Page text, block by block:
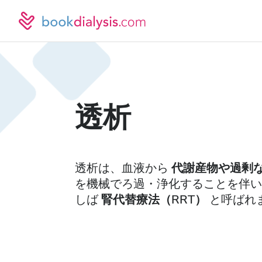
透析
透析は、血液から代謝産物や過剰
を機械でろ過・浄化することを伴
しば腎代替療法（RRT） と呼ばれ